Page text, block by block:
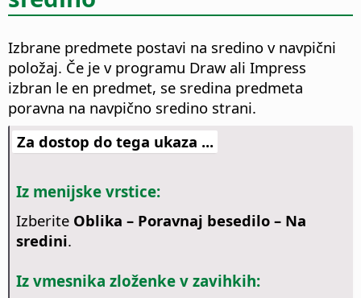
Izbrane predmete postavi na sredino v navpični
položaj. Če je v programu Draw ali Impress
izbran le en predmet, se sredina predmeta
poravna na navpično sredino strani.
Za dostop do tega ukaza ...
Iz menijske vrstice:
Izberite Oblika – Poravnaj besedilo – Na
sredini.
Iz vmesnika zloženke v zavihkih: